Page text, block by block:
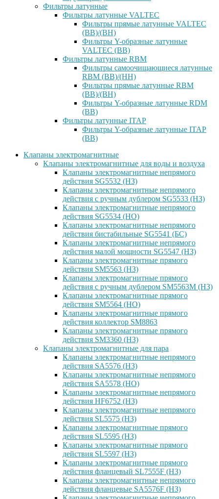
Фильтры латунные
Фильтры латунные VALTEC
Фильтры прямые латунные VALTEC
(ВВ)/(ВН)
Фильтры Y-образные латунные
VALTEC (ВВ)
Фильтры латунные RBM
Фильтры самоочищающиеся латунные
RBM (ВВ)/(НН)
Фильтры прямые латунные RBM
(ВВ)/(ВН)
Фильтры Y-образные латунные RDM
(ВВ)
Фильтры латунные ITAP
Фильтры Y-образные латунные ITAP
(ВВ)
Клапаны электромагнитные
Клапаны электромагнитные для воды и воздуха
Клапаны электромагнитные непрямого
действия SG5532 (НЗ)
Клапаны электромагнитные непрямого
действия с ручным дублером SG5533 (НЗ)
Клапаны электромагнитные непрямого
действия SG5534 (НО)
Клапаны электромагнитные непрямого
действия бистабильные SG5541 (БС)
Клапаны электромагнитные непрямого
действия малой мощности SG5547 (НЗ)
Клапаны электромагнитные прямого
действия SM5563 (НЗ)
Клапаны электромагнитные прямого
действия с ручным дублером SM5563M (НЗ)
Клапаны электромагнитные прямого
действия SM5564 (НО)
Клапаны электромагнитные прямого
дейcтвия коллектор SM8863
Клапаны электромагнитные прямого
действия SM3360 (НЗ)
Клапаны электромагнитные для пара
Клапаны электромагнитные непрямого
действия SA5576 (НЗ)
Клапаны электромагнитные непрямого
действия SA5578 (НО)
Клапаны электромагнитные непрямого
действия HF6752 (НЗ)
Клапаны электромагнитные непрямого
действия SL5575 (НЗ)
Клапаны электромагнитные прямого
действия SL5595 (НЗ)
Клапаны электромагнитные прямого
действия SL5597 (НЗ)
Клапаны электромагнитные прямого
действия фланцевый SL7555F (НЗ)
Клапаны электромагнитные непрямого
действия фланцевые SA5576F (НЗ)